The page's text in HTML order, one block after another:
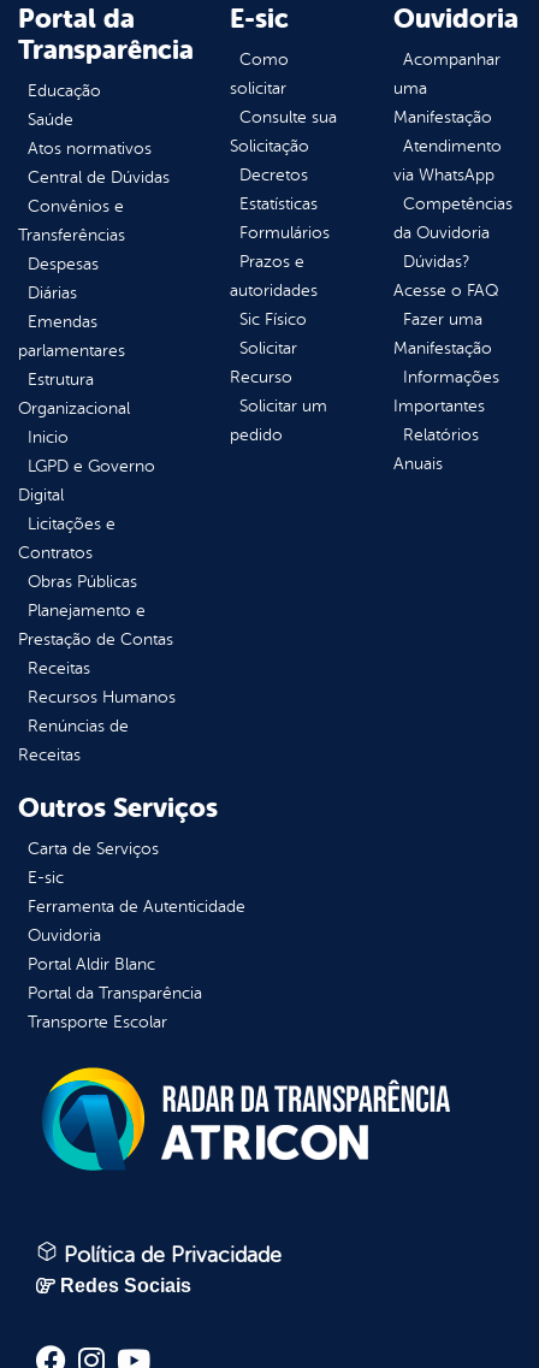
Portal da
Transparência
Educação
Saúde
Atos normativos
Central de Dúvidas
Convênios e
Transferências
Despesas
Diárias
Emendas
parlamentares
Estrutura
Organizacional
Inicio
LGPD e Governo
Digital
Licitações e
Contratos
Obras Públicas
Planejamento e
Prestação de Contas
Receitas
Recursos Humanos
Renúncias de
Receitas
E-sic
Como
solicitar
Consulte sua
Solicitação
Decretos
Estatísticas
Formulários
Prazos e
autoridades
Sic Físico
Solicitar
Recurso
Solicitar um
pedido
Ouvidoria
Acompanhar
uma
Manifestação
Atendimento
via WhatsApp
Competências
da Ouvidoria
Dúvidas?
Acesse o FAQ
Fazer uma
Manifestação
Informações
Importantes
Relatórios
Anuais
Outros Serviços
Carta de Serviços
E-sic
Ferramenta de Autenticidade
Ouvidoria
Portal Aldir Blanc
Portal da Transparência
Transporte Escolar
Política de Privacidade
Redes Sociais